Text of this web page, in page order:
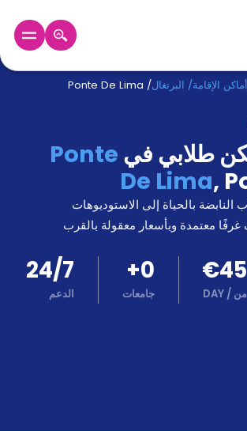
EURأماكن الإقامة/ البرتغال/
Ponte De Lima
طلابي في Ponte
De Lima,
بالحياة إلى الاستوديوهات
معتمدة وبأسعار معقولة بالقرب
€45
من /
DAY
0
+
جامعات
24/7
الدعم